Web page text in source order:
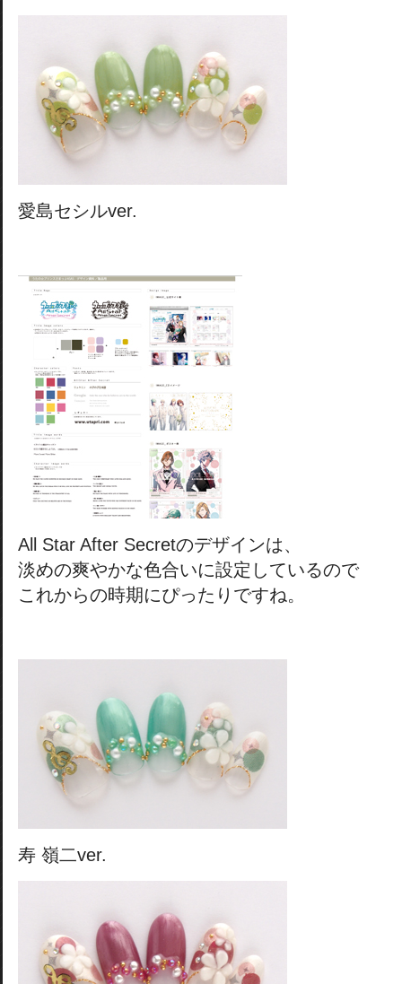
愛島セシルver.
All Star After Secretのデザインは、
淡めの爽やかな色合いに設定しているので
これからの時期にぴったりですね。
寿 嶺二ver.